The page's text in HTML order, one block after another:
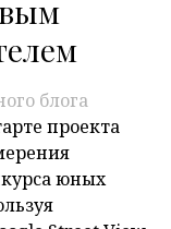
блога
проекта
юных